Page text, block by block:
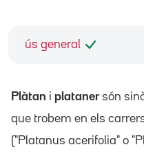
ús general
Plàtan i platanersón
que trobem en els
("Platanus acerifolia" o